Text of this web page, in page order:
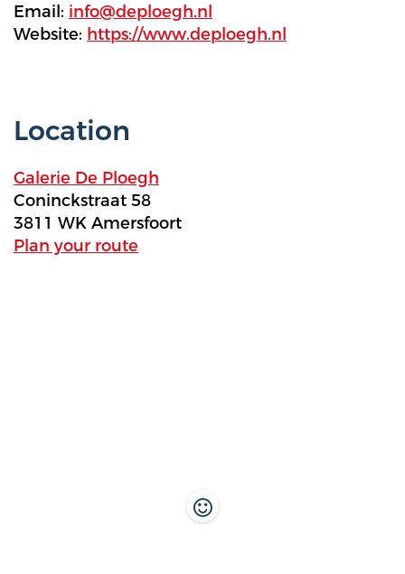
Email: info@deploegh.nl
Website: https://www.deploegh.nl
Location
Galerie De Ploegh
Coninckstraat 58
3811 WK Amersfoort
Plan your route